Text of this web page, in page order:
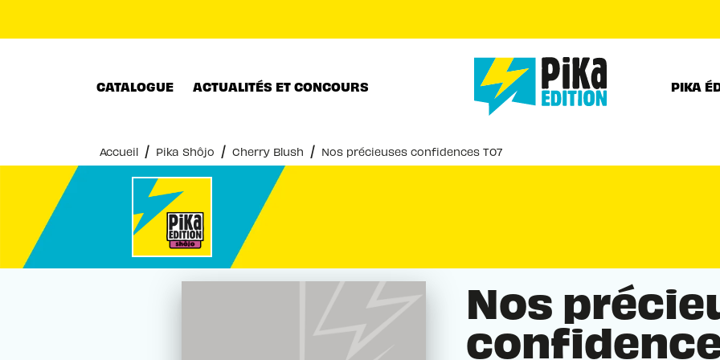
CATALOGUE ACTUALITÉS ET CONCOURS PIKA
Accueil / Pika Shôjo / Cherry Blush / Nos précieuses confidences T07
Nos